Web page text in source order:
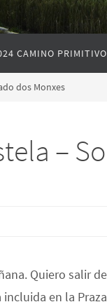
CAMINO PRIMITIVO
dos Monxes
–
Quiero salir
en la